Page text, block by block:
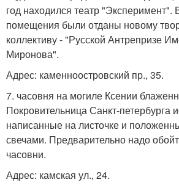
год находился театр "Эксперимент".
помещения были отданы новому
коллективу - "Русской Антрепризе
Миронова".
Адрес: каменноостровский пр., 35.
7. часовня на могиле Ксении
Покровительница Санкт-петербурга
написанные на листочке и
свечами. Предварительно надо
часовни.
Адрес: камская ул., 24.